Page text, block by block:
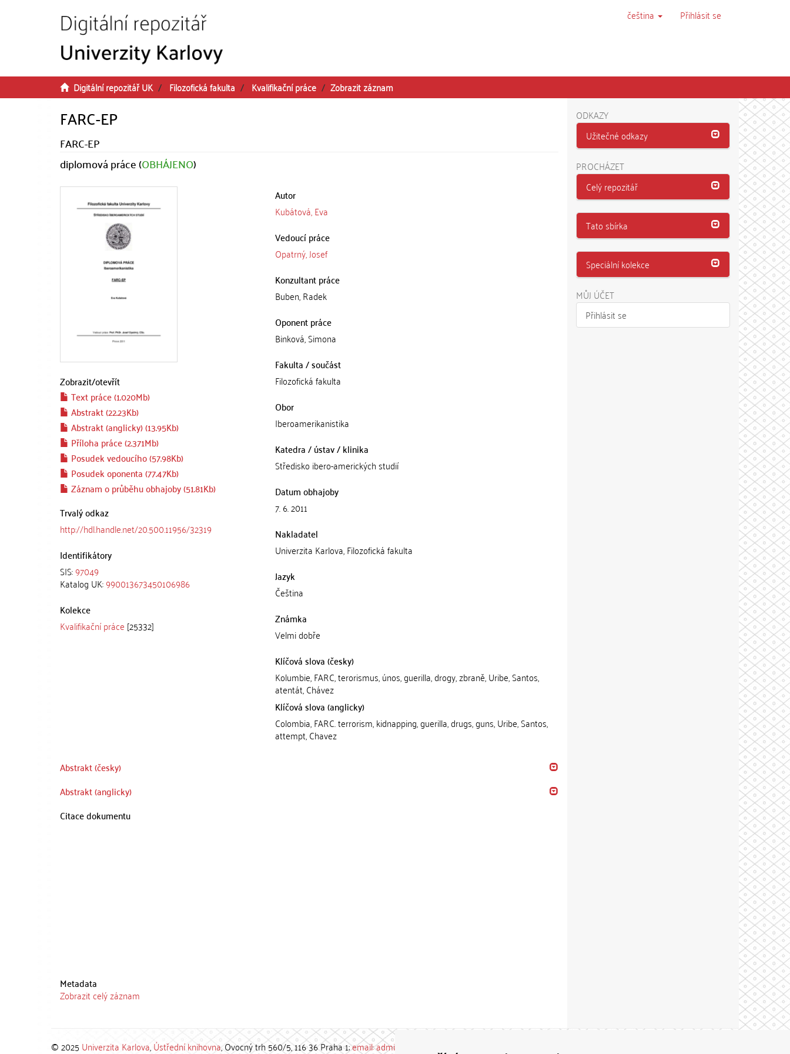
čeština Přihlásit se
Digitální repozitář UK Filozofická fakulta Kvalifikační práce Zobrazit záznam
FARC-EP
FARC-EP
diplomová práce (OBHÁJENO)
Zobrazit/otevřít
Text práce (1.020Mb)
Abstrakt (22.23Kb)
Abstrakt (anglicky) (13.95Kb)
Příloha práce (2.371Mb)
Posudek vedoucího (57.98Kb)
Posudek oponenta (77.47Kb)
Záznam o průběhu obhajoby (51.81Kb)
Trvalý odkaz
http://hdl.handle.net/20.500.11956/32319
Identifikátory
SIS:97049
Katalog UK:990013673450106986
Kolekce
Kvalifikační práce [25332]
Autor
Kubátová, Eva
Vedoucí práce
Opatrný, Josef
Konzultant práce
Buben, Radek
Oponent práce
Binková, Simona
Fakulta / součást
Filozofická fakulta
Obor
Iberoamerikanistika
Katedra / ústav / klinika
Středisko ibero-amerických studií
Datum obhajoby
7. 6. 2011
Nakladatel
Univerzita Karlova, Filozofická fakulta
Jazyk
Čeština
Známka
Velmi dobře
Klíčová slova (česky)
Kolumbie, FARC, terorismus, únos, guerilla, drogy, zbraně, Uribe, Santos,
atentát, Chávez
Klíčová slova (anglicky)
Colombia, FARC. terrorism, kidnapping, guerilla, drugs, guns, Uribe, Santos,
attempt, Chavez
Abstrakt (česky)
Abstrakt (anglicky)
Citace dokumentu
Metadata
Zobrazit celý záznam
ODKAZY
Užitečné odkazy
PROCHÁZET
Celý repozitář
Tato sbírka
Speciální kolekce
MŮJ ÚČET
Přihlásit se
© 2025 Univerzita Karlova,Ústřední knihovna, Ovocný trh 560/5, 116 36 Praha 1;email: admin-repozitar [at] cuni.cz